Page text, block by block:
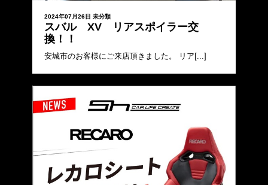
2024年07月26日 未分類
スバル XV リアスポイラー交
換！！
安城市のお客様にご来店頂きました。 リア[...]